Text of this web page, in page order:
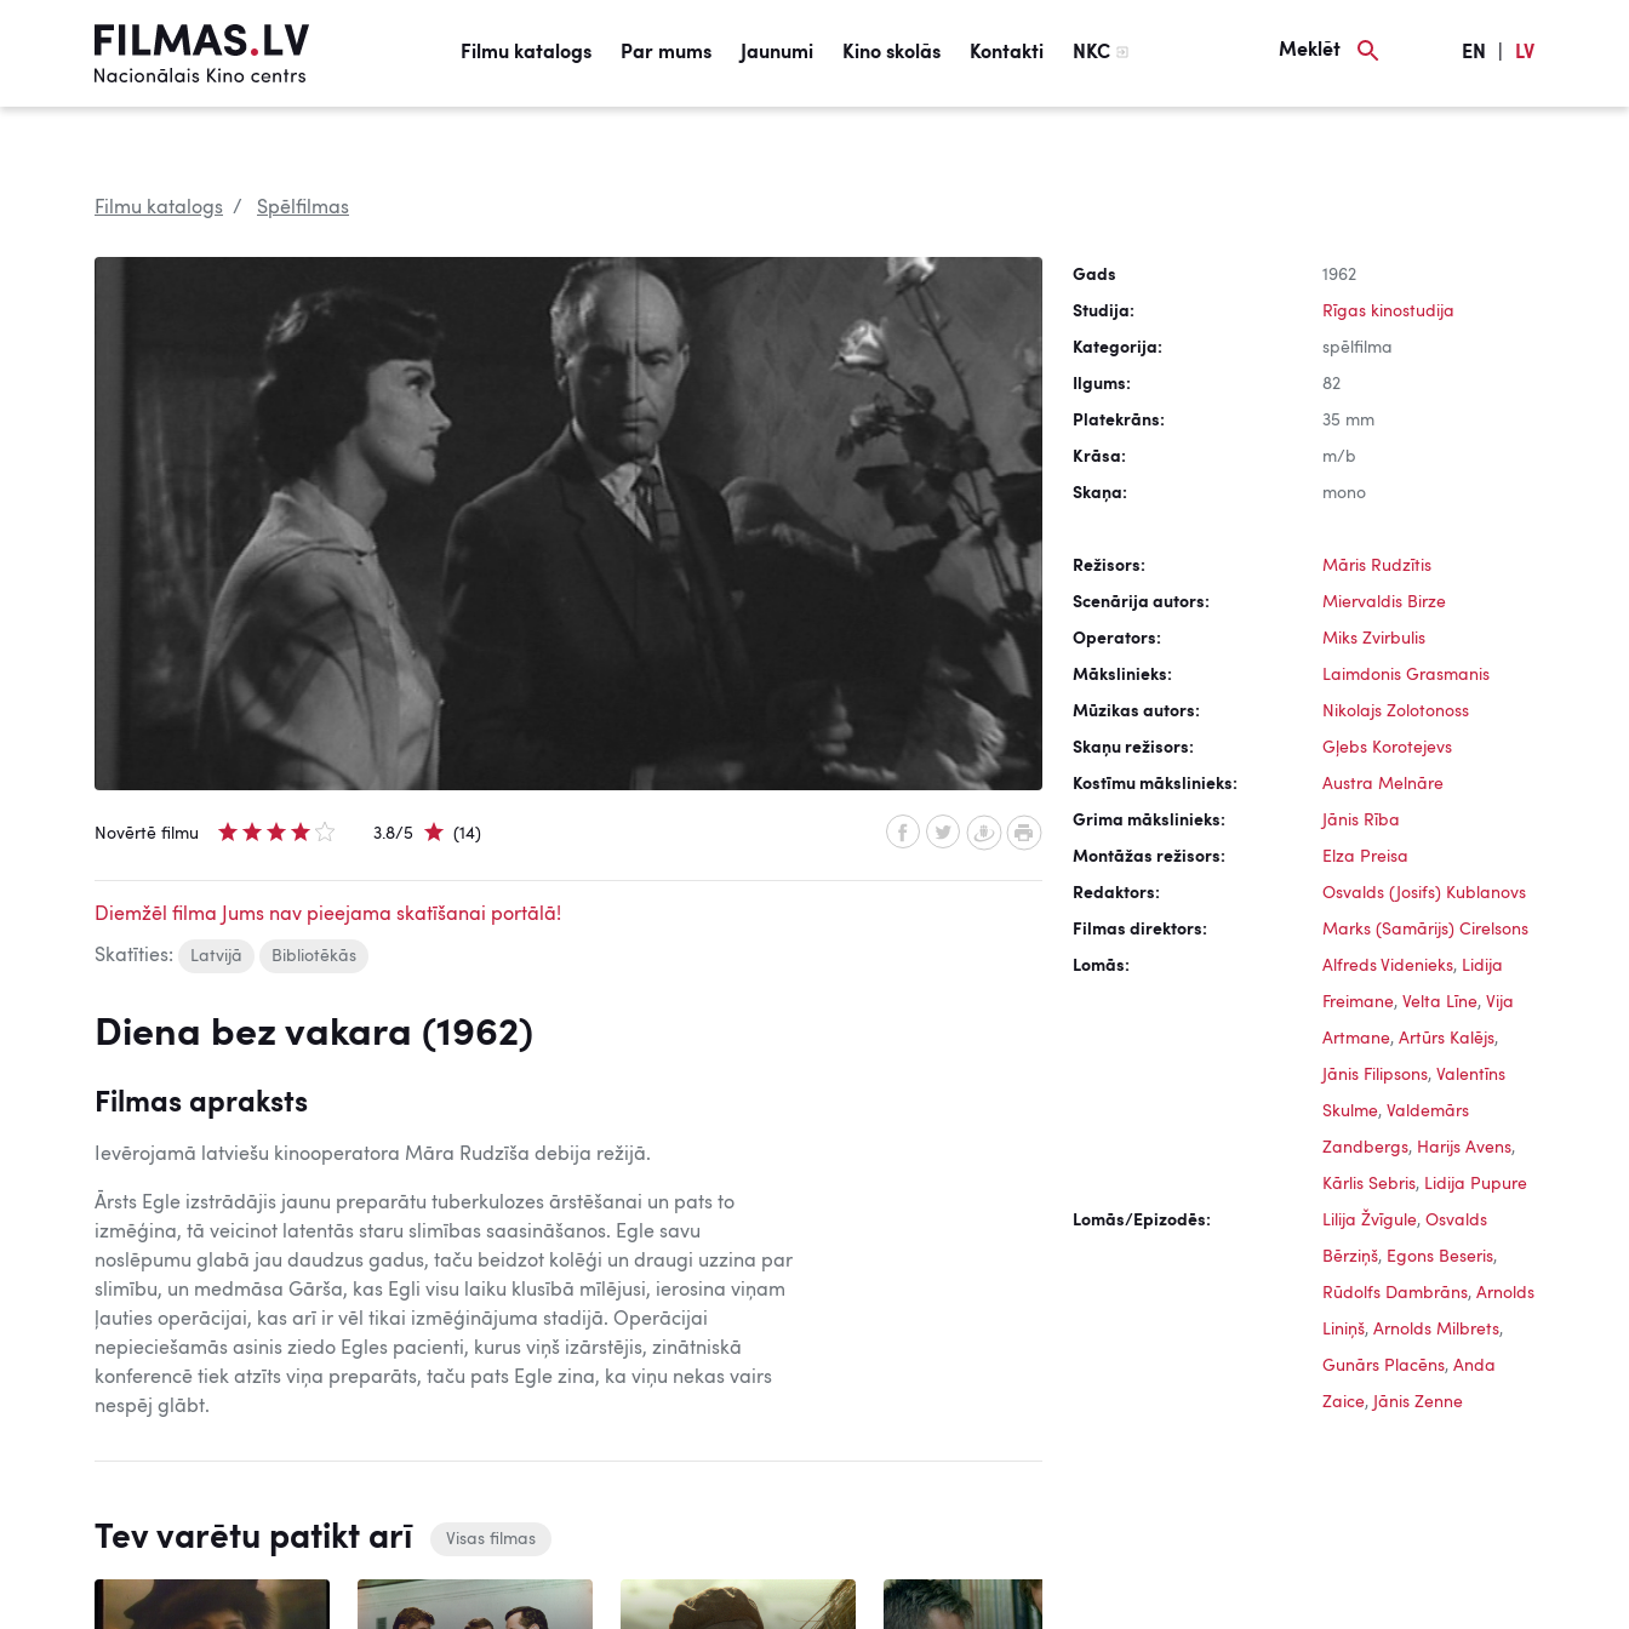
Filmu katalogs Par mums Jaunumi Kino skolās Kontakti NKC Meklēt EN LV
Filmu katalogs Spēlfilmas
Novērtē filmu 3.8/5 (14)
Diemžēl filma Jums nav pieejama skatīšanai portālā!
Skatīties: Latvijā Bibliotēkās
Diena bez vakara (1962)
Filmas apraksts
Ievērojamā latviešu kinooperatora Māra Rudzīša debija režijā.
Ārsts Egle izstrādājis jaunu preparātu tuberkulozes ārstēšanai un pats to
izmēģina, tā veicinot latentās staru slimības saasināšanos. Egle savu
noslēpumu glabā jau daudzus gadus, taču beidzot kolēģi un draugi uzzina par
slimību, un medmāsa Gārša, kas Egli visu laiku klusībā mīlējusi, ierosina viņam
ļauties operācijai, kas arī ir vēl tikai izmēģinājuma stadijā. Operācijai
nepieciešamās asinis ziedo Egles pacienti, kurus viņš izārstējis, zinātniskā
konferencē tiek atzīts viņa preparāts, taču pats Egle zina, ka viņu nekas vairs
nespēj glābt.
Tev varētu patikt arī Visas filmas
Gads 1962
Studija: Rīgas kinostudija
Kategorija: spēlfilma
Ilgums: 82
Platekrāns: 35 mm
Krāsa: m/b
Skaņa: mono
Režisors: Māris Rudzītis
Scenārija autors: Miervaldis Birze
Operators: Miks Zvirbulis
Mākslinieks: Laimdonis Grasmanis
Mūzikas autors: Nikolajs Zolotonoss
Skaņu režisors: Gļebs Korotejevs
Kostīmu mākslinieks: Austra Melnāre
Grima mākslinieks: Jānis Rība
Montāžas režisors: Elza Preisa
Redaktors: Osvalds (Josifs) Kublanovs
Filmas direktors: Marks (Samārijs) Cirelsons
Lomās: Alfreds Videnieks, Lidija
Freimane, Velta Līne, Vija
Artmane, Artūrs Kalējs,
Jānis Filipsons, Valentīns
Skulme, Valdemārs
Zandbergs, Harijs Avens,
Kārlis Sebris, Lidija Pupure
Lomās/Epizodēs: Lilija Žvīgule, Osvalds
Bērziņš, Egons Beseris,
Rūdolfs Dambrāns, Arnolds
Liniņš, Arnolds Milbrets,
Gunārs Placēns, Anda
Zaice, Jānis Zenne